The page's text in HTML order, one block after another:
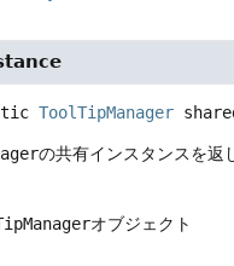
ToolTipManager
の共有インスタンスを返
オブジェクト